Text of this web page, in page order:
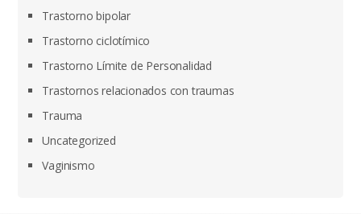
Trastorno bipolar
Trastorno ciclotímico
Trastorno Límite de Personalidad
Trastornos relacionados con traumas
Trauma
Uncategorized
Vaginismo